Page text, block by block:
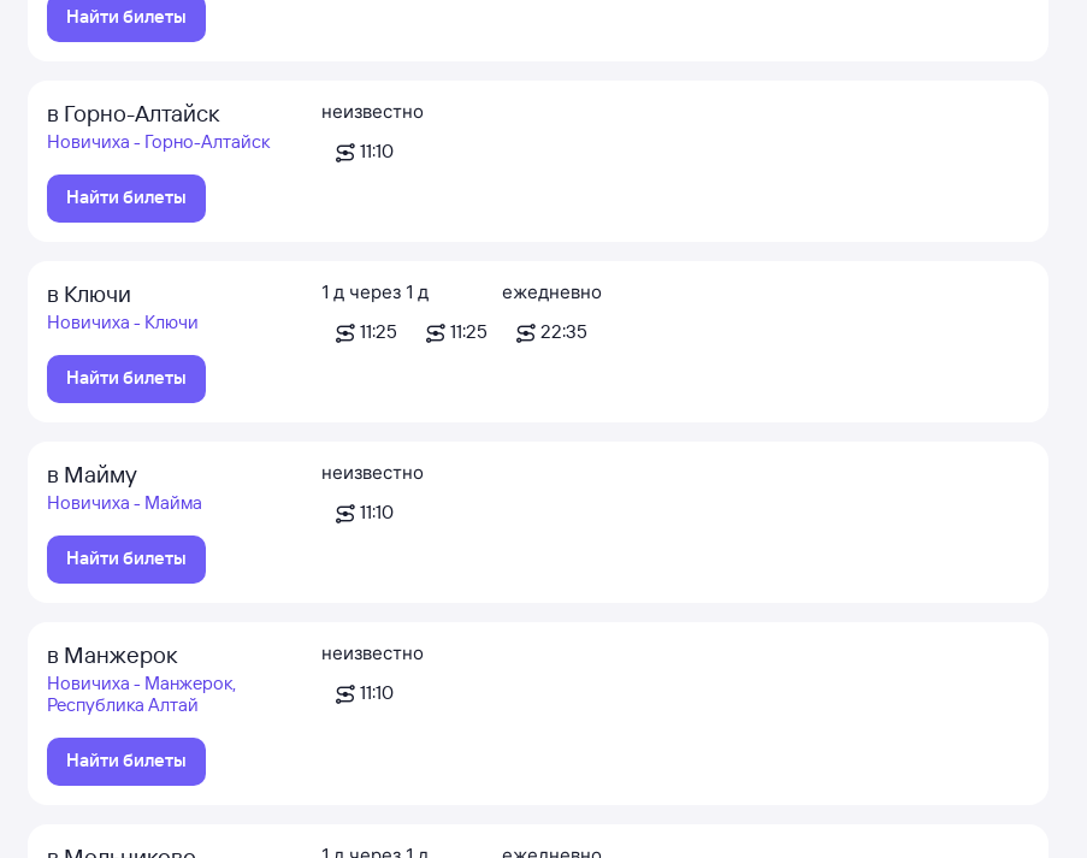
Найти билеты
в Горно-Алтайск
Новичиха - Горно-Алтайск
Найти билеты
неизвестно
11:10
в Ключи
Новичиха - Ключи
Найти билеты
1 д через 1 д
11:25
11:25
ежедневно
22:35
в Майму
Новичиха - Майма
Найти билеты
неизвестно
11:10
в Манжерок
Новичиха - Манжерок,
Республика Алтай
Найти билеты
неизвестно
11:10